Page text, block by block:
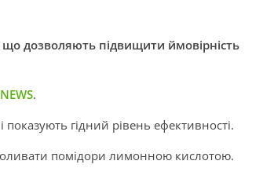
що дозволяють підвищити ймовірність
.
гідний рівень ефективності.
помідори лимонною кислотою.